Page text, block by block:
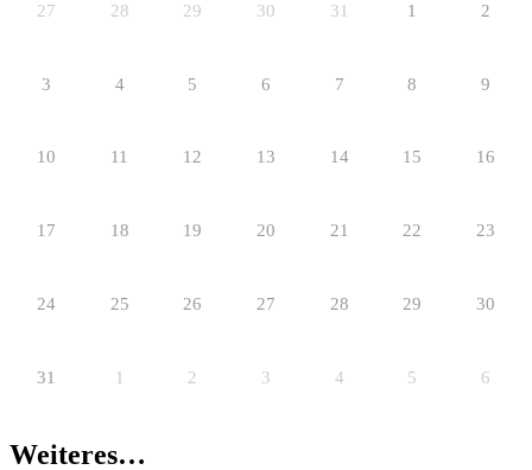
27 28 29 30 31 1 2
3 4 5 6 7 8 9
10 11 12 13 14 15 16
17 18 19 20 21 22 23
24 25 26 27 28 29 30
31 1 2 3 4 5 6
Weiteres…